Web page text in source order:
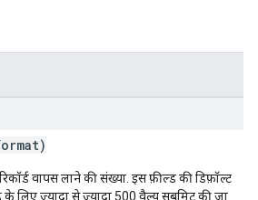
वापस लाने की संख्या. इस फ़ील्ड की डिफ़ॉल्ट
लिए ज़्यादा से ज़्यादा 500 वैल्यू सबमिट की जा